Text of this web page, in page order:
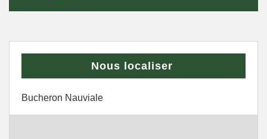
Nous localiser
Bucheron Nauviale